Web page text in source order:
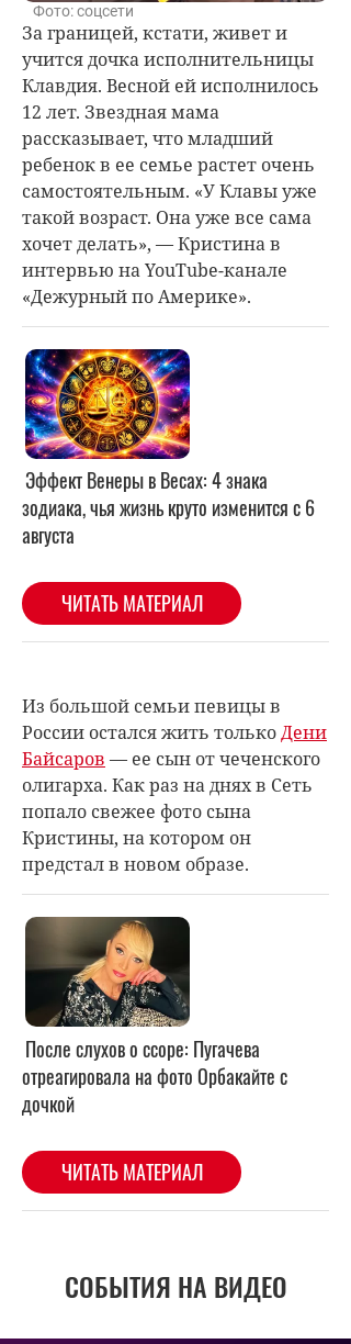
Фото: соцсети
За границей, кстати, живет и
учится дочка исполнительницы
Клавдия. Весной ей исполнилось
12 лет. Звездная мама
рассказывает, что младший
ребенок в ее семье растет очень
самостоятельным. «У Клавы уже
такой возраст. Она уже все сама
хочет делать», —Кристина в
интервью на YouTube-канале
«Дежурный по Америке».
Из большой семьи певицы в
России остался жить толькоДени
Байсаров — ее сын от чеченского
олигарха. Как раз на днях в Сеть
попало свежее фото сына
Кристины, на котором он
предстал в новом образе.
После слухов о ссоре: Пугачева
отреагировала на фото Орбакайте с
дочкой
ЧИТАТЬ МАТЕРИАЛ
СОБЫТИЯ НА ВИДЕО